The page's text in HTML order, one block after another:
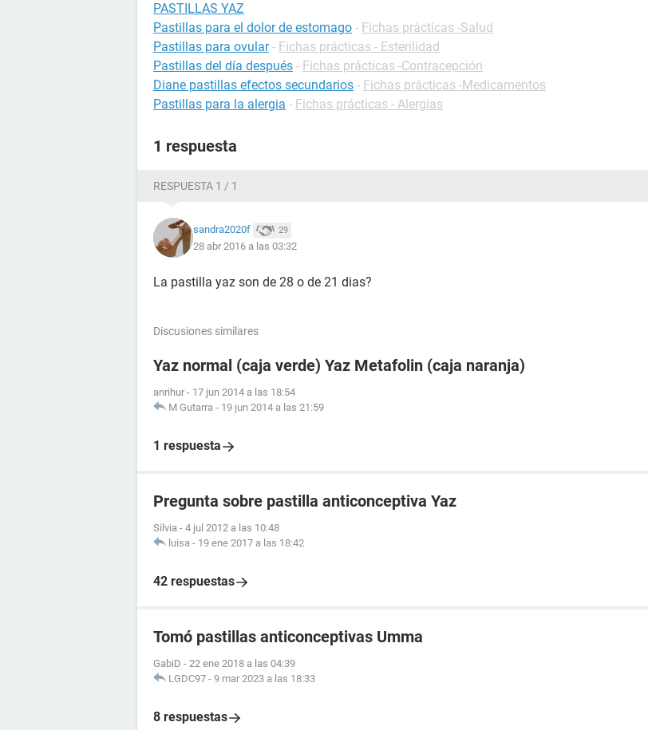
PASTILLAS YAZ
Pastillas para el dolor de estomago - Fichas prácticas -Salud
Pastillas para ovular - Fichas prácticas - Esterilidad
Pastillas del día después - Fichas prácticas -Contracepción
Diane pastillas efectos secundarios - Fichas prácticas -Medicamentos
Pastillas para la alergia - Fichas prácticas - Alergias
1 respuesta
RESPUESTA 1 / 1
sandra2020f 29
28 abr 2016 a las 03:32
La pastilla yaz son de 28 o de 21 dias?
Discusiones similares
Yaz normal (caja verde) Yaz Metafolin (caja naranja)
anrihur - 17 jun 2014 a las 18:54
M Gutarra - 19 jun 2014 a las 21:59
1 respuesta
Pregunta sobre pastilla anticonceptiva Yaz
Silvia - 4 jul 2012 a las 10:48
luisa - 19 ene 2017 a las 18:42
42 respuestas
Tomó pastillas anticonceptivas Umma
GabiD - 22 ene 2018 a las 04:39
LGDC97 - 9 mar 2023 a las 18:33
8 respuestas